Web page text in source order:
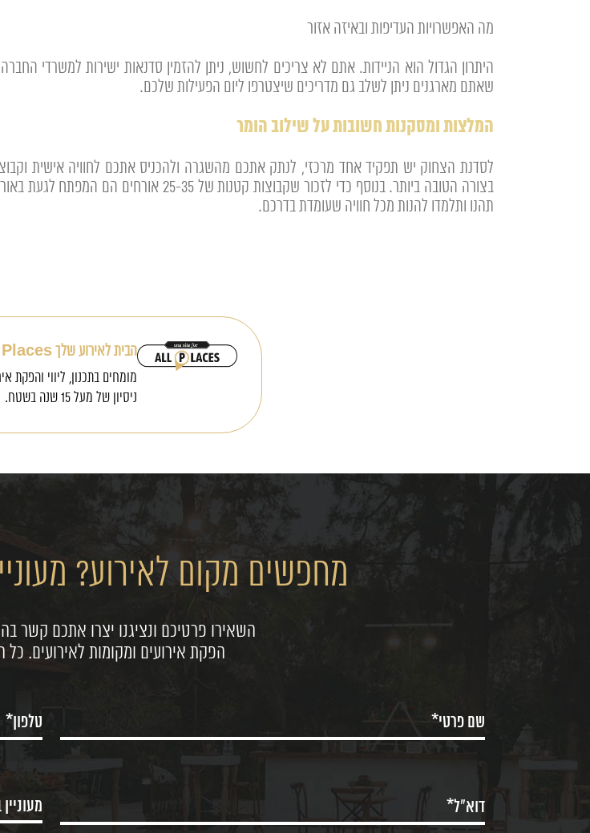
מה האפשרויות העדיפות ובאיזה אזור
היתרון הגדול הוא הניידות. אתם לא צריכים לחשוש, ניתן להזמין סדנאות ישירות למשרדי
שאתם מארגנים ניתן לשלב גם מדריכים שיצטרפו ליום הפעילות שלכם.
המלצות ומסקנות חשובות על שילוב הומר
לסדנת הצחוק יש תפקיד אחד מרכזי, לנתק אתכם מהשגרה ולהכניס אתכם לחוויה אישית
בצורה הטובה ביותר. בנוסף כדי לזכור
תהנו ותלמדו להנות מכל חוויה שעומדת בדרכם.
הבית לאירוע שלך All Places
מומחים בתכנון, ליווי והפקת
ניסיון של מעל 15 שנה בשטח.
מחפשים מקום לאירוע?
השאירו פרטיכם ונציגנו יצרו אתכם קשר
הפקת אירועים ומקומות לאירועים.